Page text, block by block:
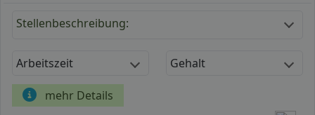
Stellenbeschreibung:
Arbeitszeit Gehalt
mehr Details